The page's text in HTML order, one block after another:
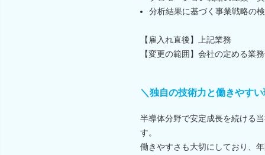
分析結果に基づく事業戦略の
【雇入れ直後】上記業務
【変更の範囲】会社の定める業
＼独自の技術力と働きやす
半導体分野で安定成長を続ける
す。
働きやすさも大切にしており、